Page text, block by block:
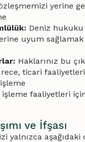
yerine
Deniz hukuku
uyum
Haklarınız bu
ticari
faaliyetleri
ve İfşası
yalnızca